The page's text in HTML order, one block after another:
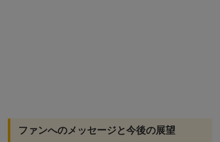
ファンへのメッセージと今後の展望